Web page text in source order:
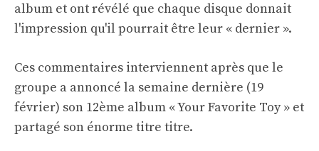
album et ont révélé que chaque disque donnait
l'impression qu'il pourrait être leur « dernier ».
Ces commentaires interviennent après que le
groupe a annoncé la semaine dernière (19
février) son 12ème album « Your Favorite Toy » et
partagé son énorme titre titre.